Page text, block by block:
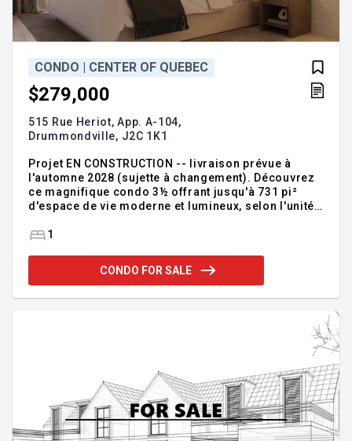
CONDO | CENTER OF QUEBEC
$279,000
515 Rue Heriot, App. A-104,
Drummondville, J2C 1K1
Projet EN CONSTRUCTION -- livraison prévue à
l'automne 2028 (sujette à changement). Découvrez
ce magnifique condo 3½ offrant jusqu'à 731 pi²
d'espace de vie moderne et lumineux, selon l'unité
généreuse fenestration et d'une porte-patio de 8
Personnalisez votre unité grâce à trois ambiances
distinctes. Selon l'emplacement choisi, admirez la
1
CONDO FOR SALE